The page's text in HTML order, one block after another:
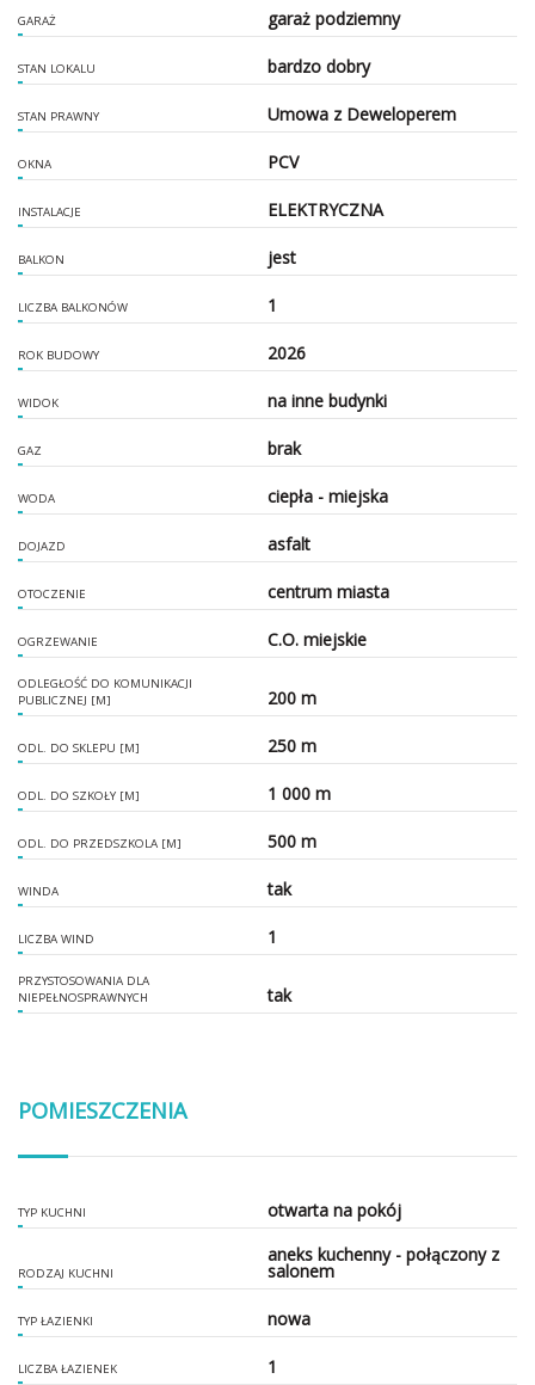
GARAŻ garaż podziemny
STAN LOKALU bardzo dobry
STAN PRAWNY Umowa z Deweloperem
OKNA PCV
INSTALACJE ELEKTRYCZNA
BALKON jest
LICZBA BALKONÓW 1
ROK BUDOWY 2026
WIDOK na inne budynki
GAZ brak
WODA ciepła - miejska
DOJAZD asfalt
OTOCZENIE centrum miasta
OGRZEWANIE C.O. miejskie
ODLEGŁOŚĆ DO KOMUNIKACJI
PUBLICZNEJ [M]
200 m
ODL. DO SKLEPU [M] 250 m
ODL. DO SZKOŁY [M] 1 000 m
ODL. DO PRZEDSZKOLA [M] 500 m
WINDA tak
LICZBA WIND 1
PRZYSTOSOWANIA DLA
NIEPEŁNOSPRAWNYCH
tak
POMIESZCZENIA
TYP KUCHNI otwarta na pokój
RODZAJ KUCHNI
aneks kuchenny - połączony z
salonem
TYP ŁAZIENKI nowa
LICZBA ŁAZIENEK 1